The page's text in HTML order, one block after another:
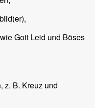
Gott Leid und Böses
z. B. Kreuz und